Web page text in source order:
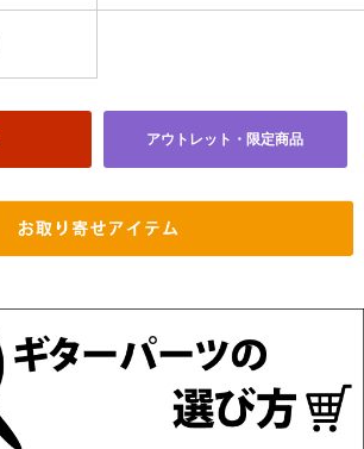
アウトレット・限定商品